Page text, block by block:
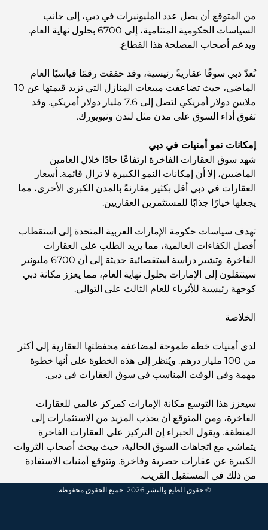
مخطط تلال الغاف الرئيسي: معيار جديد للحياة المتكاملة في
دبي
منازل متوافقة مع مبادئ فاستو: دليل عملي لتحقيق التوازن
والانسجام
أفضل شركات تنسيق الحدائق في دبي: تحويل المساحات
أفضل شركات نقل الأثاث في دبي: دليل شامل
نخلة جبل علي مقابل نخلة جميرا: مقارنة واضحة لمشتري
اكتشف جزيرة القمر في دبي: دليلك الأمثل
استكشاف المواقع التاريخية في دبي: رحلة عبر الزمن
أفضل المدارس في دبي مارينا: دليل مناسب للعائلات
مطاعم في دبي هيلز: أفضل أماكن تناول الطعام في مركز متنامٍ
أفضل ملاعب الجولف للبطولات في دبي
من المتوقع أن يصل عدد المليونيرات في دبي، إلى جانب
السياسات الحكومية المتنامية، إلى 6700 بحلول نهاية العام.
ويدعم أصحاب المصلحة هذا القطاع.
تُعدّ دبي سوقًا عقاريةً رئيسية، وقد حققت رقمًا قياسيًا العام
الماضي، حيث تضاعفت مبيعات المنازل التي تزيد قيمتها عن 10
ملايين دولار أمريكي لتصل إلى 7.6 مليار دولار أمريكي. وقد
تفوق أداء السوق على مدن مثل لندن ونيويورك.
إمكانات نمو أمنيات في دبي
شهد سوق العقارات الفاخرة ارتفاعًا حادًا خلال العامين
الماضيين، إلا أن إمكانات النمو الكبيرة لا تزال قائمة. أسعار
العقارات في دبي أقل بكثير مقارنةً بالمدن الكبرى الأخرى، مما
يجعلها خيارًا جذابًا للمستثمرين العقاريين.
تهدف سياسات حكومة الإمارات العربية المتحدة إلى استقطاب
أفضل الكفاءات العالمية، مما يزيد الطلب على العقارات
الفاخرة. وتشير دراسة استقصائية حديثة إلى أن 6700 مليونير
سينتقلون إلى الإمارات بحلول نهاية العام، مما يعزز مكانة دبي
كوجهة رئيسية للأثرياء للعام الثالث على التوالي.
الخلاصة
لدى أمنيات خطة طموحة لمضاعفة محفظتها العقارية إلى أكثر
من 100 مليار درهم. ويُنظر إلى هذه الخطوة على أنها خطوة
مهمة وفي الوقت المناسب في سوق العقارات في دبي.
سيعزز هذا التوسع مكانة الإمارات كمركز عالمي للعقارات
الفاخرة، ومن المتوقع أن يجذب المزيد من الاستثمارات إلى
المنطقة. ويقول الخبراء إن التركيز على العقارات الفاخرة
يتماشى مع اتجاهات السوق الحالية، حيث يبحث أصحاب الثروات
الكبيرة عن عقارات حصرية وفاخرة. وتتوقع أمنيات الاستفادة
من ذلك في المستقبل القريب.
© حقوق الطبع والنشر 2026. جميع الحقوق محفوظة.